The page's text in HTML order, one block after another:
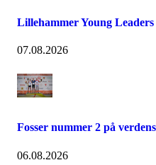
Lillehammer Young
07.08.2026
Fosser nummer 2 på
06.08.2026